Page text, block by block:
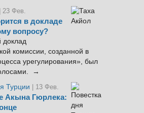
| 23 Фев.
в докладе
вопросу?
доклад
комиссии, созданной в
урегулирования», был
→
Турции
| 13 Фев.
Акына Гюрлека: